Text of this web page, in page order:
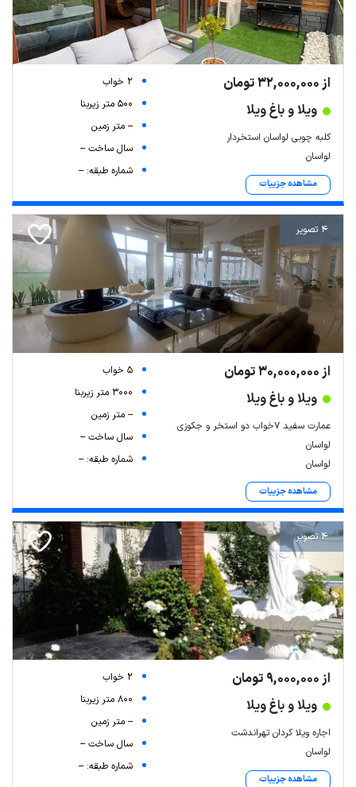
از 32,000,000 تومان
ویلا و باغ ویلا
کلبه چوبی لواسان استخردار
لواسان
مشاهده جزییات
2 خواب
500 متر زیربنا
-- متر زمین
سال ساخت --
شماره طبقه: --
4 تصویر
از 30,000,000 تومان
ویلا و باغ ویلا
عمارت سفید ۷خواب دو استخر و جکوزی
لواسان
لواسان
مشاهده جزییات
5 خواب
3000 متر زیربنا
-- متر زمین
سال ساخت --
شماره طبقه: --
4 تصویر
از 9,000,000 تومان
ویلا و باغ ویلا
اجاره ویلا کردان تهراندشت
لواسان
مشاهده جزییات
2 خواب
800 متر زیربنا
-- متر زمین
سال ساخت --
شماره طبقه: --